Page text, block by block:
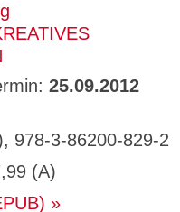
25.09.2012
978-3-86200-829-2
(A)